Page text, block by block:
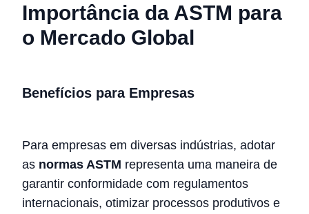
Importância da ASTM para
o Mercado Global
Benefícios para Empresas
Para empresas em diversas indústrias, adotar
as normas ASTM representa uma maneira de
garantir conformidade com regulamentos
internacionais, otimizar processos produtivos e